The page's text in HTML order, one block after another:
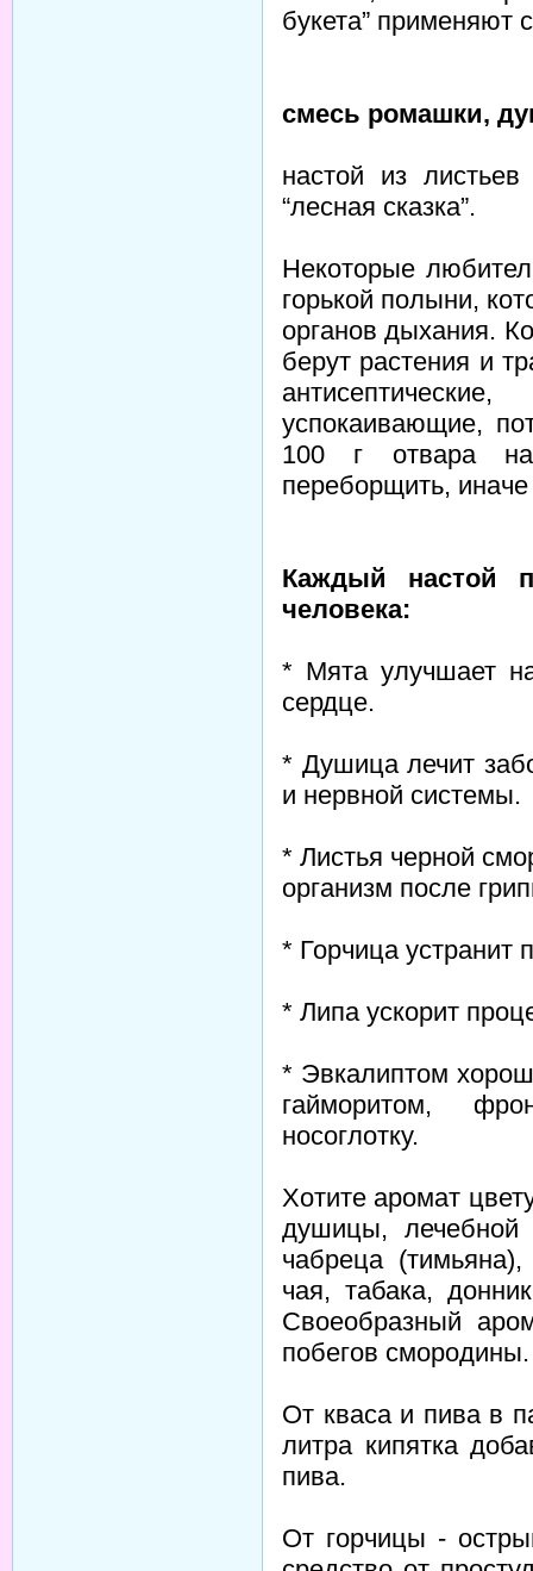
букета” применяют
смесь ромашки,
настой из
“лесная сказка”.
Некоторые
горькой полыни,
органов дыхания.
берут растения и
успокаивающие,
100 г отвара
переборщить, иначе
Каждый настой
человека:
* Мята улучшает
сердце.
* Душица лечит
и нервной системы.
* Листья черной
организм после
* Горчица устранит
* Липа ускорит
* Эвкалиптом
гайморитом,
носоглотку.
Хотите аромат
душицы,
чабреца
чая, табака,
Своеобразный
побегов смородины.
От кваса и пива в
литра кипятка
пива.
От горчицы -